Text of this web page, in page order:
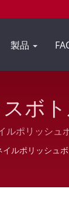
製品
ボ
プお
ルポリッシ
ィクルオイ
イルポリッシュ